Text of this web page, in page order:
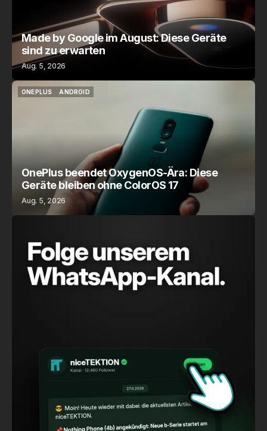
Made by Google im August: Diese Geräte
sind zu erwarten
Aug. 5, 2026
ONEPLUS
ANDROID
OnePlus beendet OxygenOS-Ära: Diese
Geräte bleiben ohne ColorOS 17
Aug. 5, 2026